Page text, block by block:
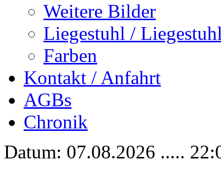
Weitere Bilder
Liegestuhl /
Farben
Kontakt / Anfahrt
AGBs
Chronik
Datum: 07.08.2026 .....